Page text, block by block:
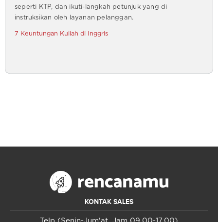
seperti KTP, dan ikuti-langkah petunjuk yang di
instruksikan oleh layanan pelanggan.
7 Keuntungan Kuliah di Inggris
KONTAK SALES